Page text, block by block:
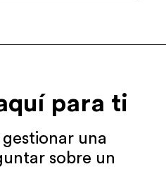
para ti
gestionar una
sobre un